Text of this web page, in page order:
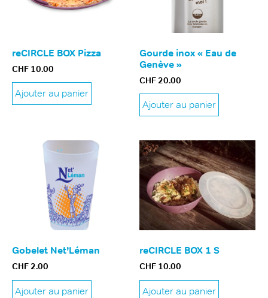
reCIRCLE BOX Pizza
CHF 10.00
Ajouter au panier
Gourde inox « Eau de
Genève »
CHF 20.00
Ajouter au panier
Gobelet Net’Léman
CHF 2.00
Ajouter au panier
reCIRCLE BOX 1 S
CHF 10.00
Ajouter au panier